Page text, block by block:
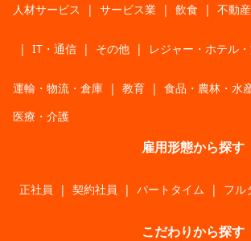
人材サービス | サービス業 | 飲食 | 不動産
| IT・通信 | その他 | レジャー・ホテル
運輸・物流・倉庫 | 教育 | 食品・農林・水
医療・介護
雇用形態から探す
正社員 | 契約社員 | パートタイム | フル
こだわりから探す